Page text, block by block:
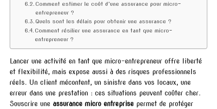
Comment estimer le coût d’une assurance pour micro-
entrepreneur ?
Quels sont les délais pour obtenir une assurance ?
Comment résilier une assurance en tant que micro-
entrepreneur ?
Lancer une activité en tant que micro-entrepreneur offre liberté
et flexibilité, mais expose aussi à des risques professionnels
réels. Un client mécontent, un sinistre dans vos locaux, une
erreur dans une prestation : ces situations peuvent coûter cher.
Souscrire une assurance micro entreprise permet de protéger